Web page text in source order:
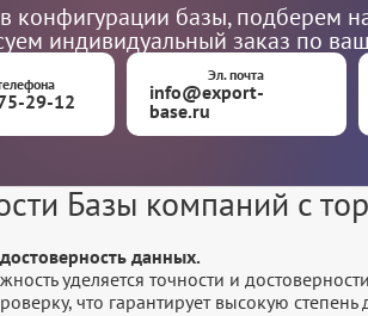
конфигурации базы, подберем
индивидуальный заказ по
29-12
Эл. почта
info@export-
base.ru
Базы компаний с
данных.
уделяется точности и
что гарантирует высокую